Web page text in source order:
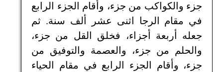
جزء والكواكب من جزء، وأقام الجزء الرابع
في مقام الرجا اثنى عشر ألف سنة. ثم
جعله أربعة أجزاء، فخلق القل من جزء،
والحلم من جزء، والعصمة والتوفيق من
جزء، وأقام الجزء الرابع في مقام الحياء